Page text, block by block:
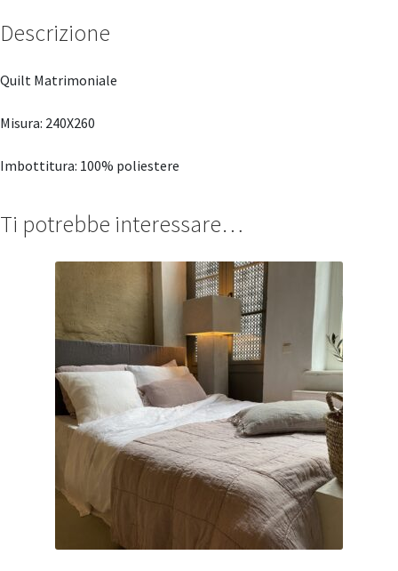
Descrizione
Quilt Matrimoniale
Misura: 240X260
Imbottitura: 100% poliestere
Ti potrebbe interessare…